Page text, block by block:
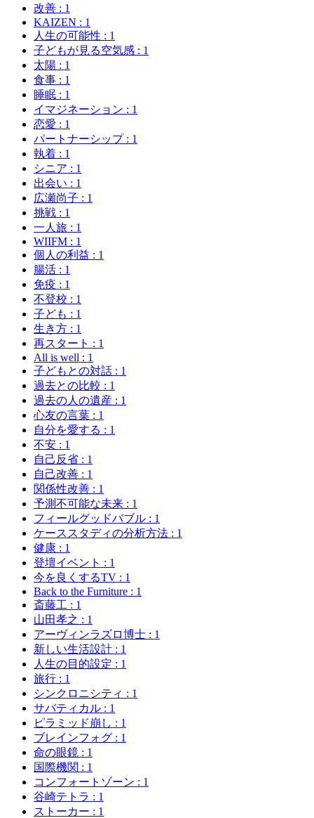
改善 : 1
KAIZEN : 1
人生の可能性 : 1
子どもが見る空気感 : 1
太陽 : 1
食事 : 1
睡眠 : 1
イマジネーション : 1
恋愛 : 1
パートナーシップ : 1
執着 : 1
シニア : 1
出会い : 1
広瀬尚子 : 1
挑戦 : 1
一人旅 : 1
WIIFM : 1
個人の利益 : 1
腸活 : 1
免疫 : 1
不登校 : 1
子ども : 1
生き方 : 1
再スタート : 1
All is well : 1
子どもとの対話 : 1
過去との比較 : 1
過去の人の遺産 : 1
心友の言葉 : 1
自分を愛する : 1
不安 : 1
自己反省 : 1
自己改善 : 1
関係性改善 : 1
予測不可能な未来 : 1
フィールグッドバブル : 1
ケーススタディの分析方法 : 1
健康 : 1
登壇イベント : 1
今を良くするTV : 1
Back to the Furniture : 1
斎藤工 : 1
山田孝之 : 1
アーヴィンラズロ博士 : 1
新しい生活設計 : 1
人生の目的設定 : 1
旅行 : 1
シンクロニシティ : 1
サバティカル : 1
ピラミッド崩し : 1
ブレインフォグ : 1
命の眼鏡 : 1
国際機関 : 1
コンフォートゾーン : 1
谷崎テトラ : 1
ストーカー : 1